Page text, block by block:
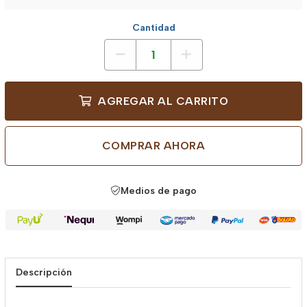
Cantidad
AGREGAR AL CARRITO
COMPRAR AHORA
Medios de pago
Descripción